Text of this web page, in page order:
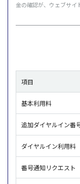
金の確認が、ウェブサイ
項目
基本利用料
追加ダイヤルイン番
ダイヤルイン利用料
番号通知リクエスト